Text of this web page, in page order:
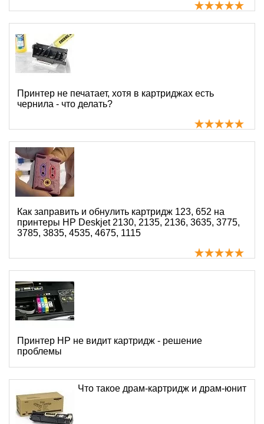
Принтер не печатает, хотя в картриджах есть
чернила - что делать?
Как заправить и обнулить картридж 123, 652 на
принтеры HP Deskjet 2130, 2135, 2136, 3635, 3775,
3785, 3835, 4535, 4675, 1115
Принтер HP не видит картридж - решение
проблемы
Что такое драм-картридж и драм-юнит